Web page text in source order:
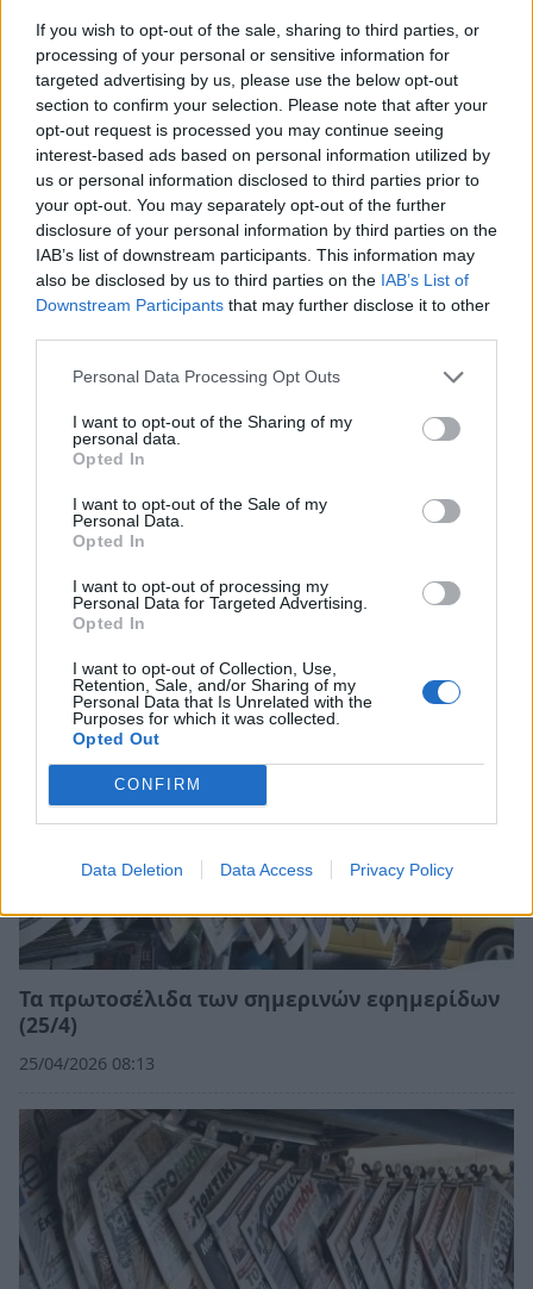
If you wish to opt-out of the sale, sharing to third parties, or
processing of your personal or sensitive information for
targeted advertising by us, please use the below opt-out
section to confirm your selection. Please note that after your
opt-out request is processed you may continue seeing
interest-based ads based on personal information utilized by
us or personal information disclosed to third parties prior to
your opt-out. You may separately opt-out of the further
disclosure of your personal information by third parties on the
IAB’s list of downstream participants. This information may
also be disclosed by us to third parties on the IAB’s List of
Downstream Participants that may further disclose it to other
Personal Data Processing Opt Outs
I want to opt-out of the Sharing of my
personal data.
Opted In
I want to opt-out of the Sale of my
Personal Data.
Opted In
I want to opt-out of processing my
Personal Data for Targeted Advertising.
Opted In
I want to opt-out of Collection, Use,
Retention, Sale, and/or Sharing of my
Personal Data that Is Unrelated with the
Purposes for which it was collected.
Opted Out
CONFIRM
Data Deletion Data Access Privacy Policy
Τα πρωτοσέλιδα των σημερινών εφημερίδων
(1/8)
01/08/2026 08:03
(26/4)
26/04/2026 08:16
Τα πρωτοσέλιδα των σημερινών εφημερίδων
(25/4)
25/04/2026 08:13